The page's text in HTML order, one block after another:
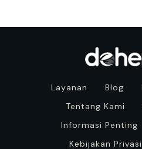
Layanan Blog
Tentang Kami
Informasi Penting
Kebijakan Privasi